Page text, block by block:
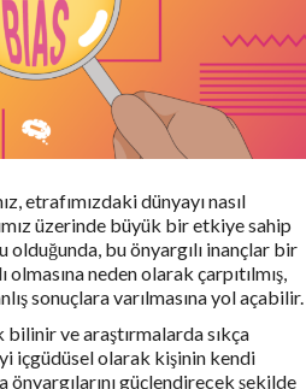
etrafımızdaki dünyayı nasıl
üzerinde büyük bir etkiye sahip
olduğunda, bu önyargılı inançlar bir
olmasına neden olarak çarpıtılmış,
sonuçlara varılmasına yol açabilir.
bilinir ve araştırmalarda sıkça
içgüdüsel olarak kişinin kendi
önyargılarını güçlendirecek şekilde